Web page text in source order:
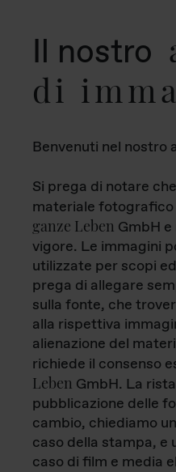
Il nostro
di
Benvenuti nel nostro
Si prega di notare
materiale fotografico
ganze Leben GmbH
vigore. Le immagini
utilizzate per scopi
prega di allegare
sulla fonte, che
alla rispettiva
alienazione del
richiede il consenso
Leben GmbH. La
pubblicazione delle
cambio, chiediamo
caso della stampa, e
caso di film e media